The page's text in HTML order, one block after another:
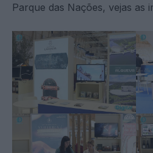
Parque das Nações, vejas as